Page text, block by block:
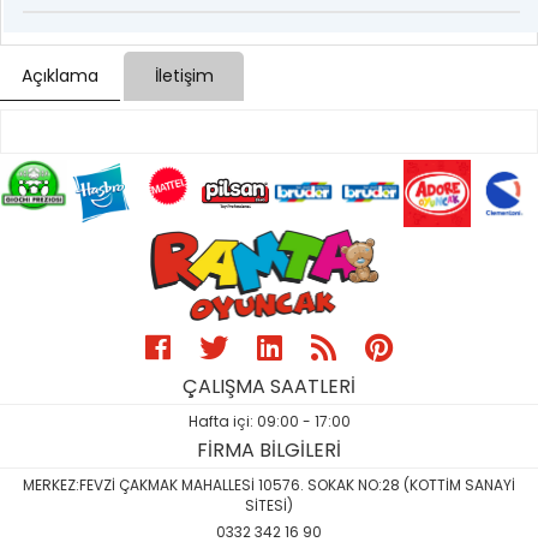
Açıklama İletişim
ÇALIŞMA SAATLERİ
Hafta içi: 09:00 - 17:00
FİRMA BİLGİLERİ
MERKEZ:FEVZİ ÇAKMAK MAHALLESİ 10576. SOKAK NO:28 (KOTTİM SANAYİ
SİTESİ)
0332 342 16 90